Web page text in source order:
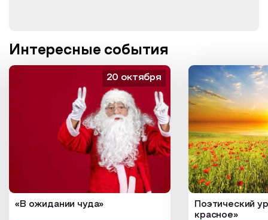
Интересные события
«В ожидании чуда»
20 октября
Поэтический
красное»